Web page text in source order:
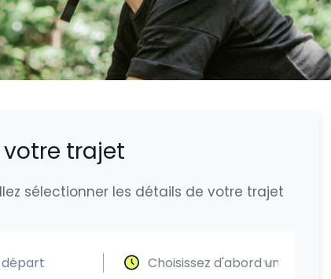
votre trajet
sélectionner les détails de votre trajet